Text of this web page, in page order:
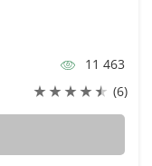
11 463
(6)